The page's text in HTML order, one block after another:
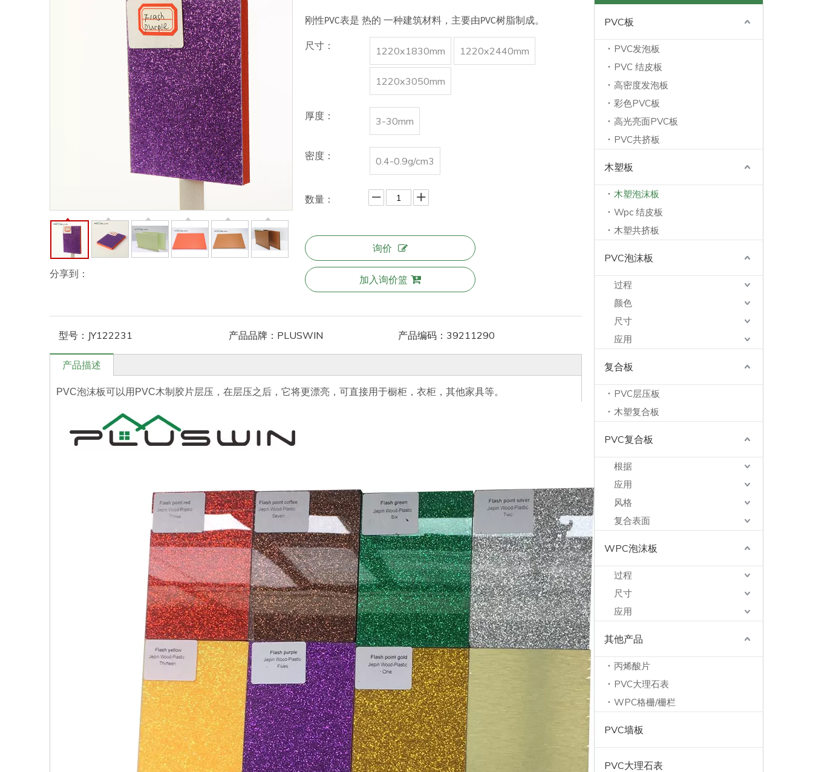
分享到：
刚性PVC表是 热的 一种建筑材料，主要由PVC树脂制成。
尺寸： 1220x1830mm 1220x2440mm
1220x3050mm
厚度： 3-30mm
密度： 0.4-0.9g/cm3
数量：
询价
加入询价篮
型号： JY122231 产品品牌： PLUSWIN 产品编码： 39211290
产品描述
PVC泡沫板可以用PVC木制胶片层压，在层压之后，它将更漂亮，可直接用于橱柜，衣柜，其他家具等。
PVC板
PVC发泡板
PVC 结皮板
高密度发泡板
彩色PVC板
高光亮面PVC板
PVC共挤板
木塑板
木塑泡沫板
Wpc 结皮板
木塑共挤板
PVC泡沫板
过程
颜色
尺寸
应用
复合板
PVC层压板
木塑复合板
PVC复合板
根据
应用
风格
复合表面
WPC泡沫板
过程
尺寸
应用
其他产品
丙烯酸片
PVC大理石表
WPC格栅/栅栏
PVC墙板
PVC大理石表